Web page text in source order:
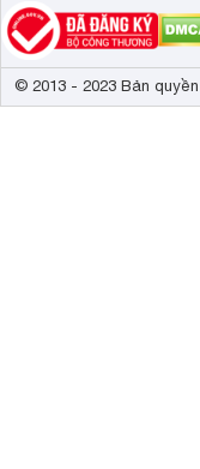
© 2013 - 2023 Bản